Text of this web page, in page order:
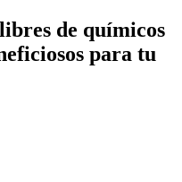
de químicos
para tu